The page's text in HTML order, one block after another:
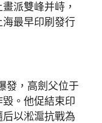
派雙峰并峙，
最早印刷發行
發，高劍父位于
。他促結束印
以淞滬抗戰為